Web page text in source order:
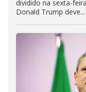
dividido na sexta-
Donald Trump deve...